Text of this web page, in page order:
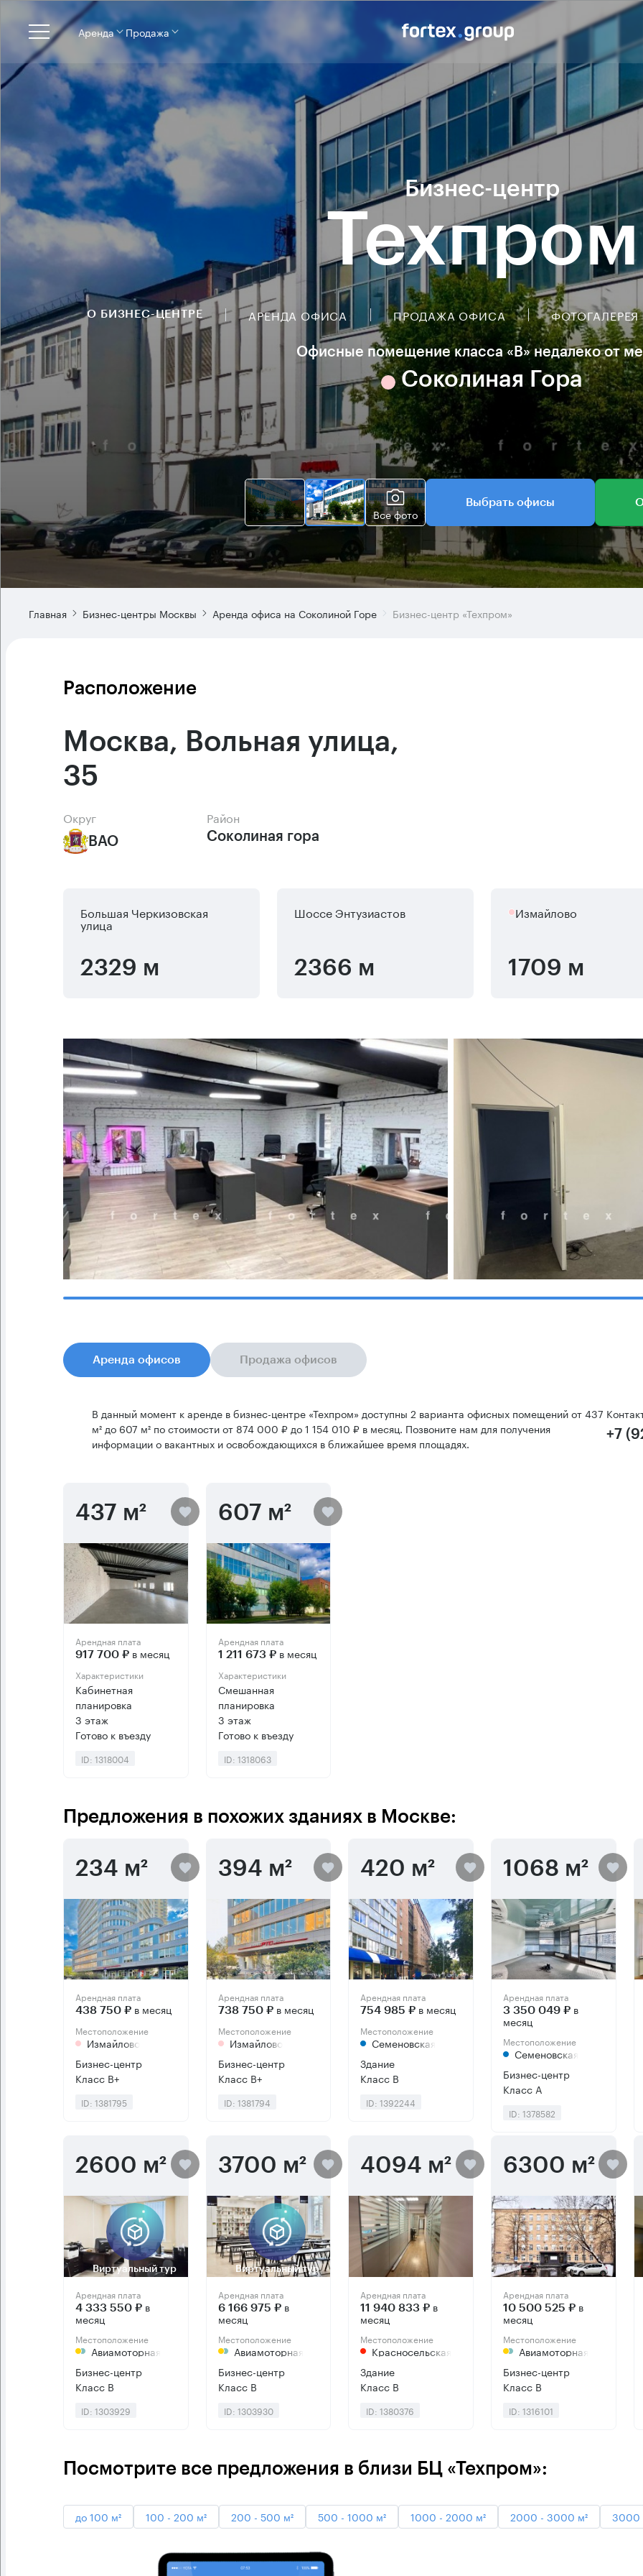
Аренда Продажа
Бизнес-центр
Техпром
О БИЗНЕС-ЦЕНТРЕ АРЕНДА ОФИСА ПРОДАЖА ОФИСА ФОТОГАЛЕРЕЯ
Офисные помещение класса «B» недалеко от
Соколиная Гора
Все фото
Выбрать офисы
Главная Бизнес-центры Москвы Аренда офиса на Соколиной Горе Бизнес-центр «Техпром»
Расположение
Москва, Вольная улица,
35
Округ
ВАО
Район
Соколиная гора
Большая Черкизовская
улица
2329 м
Шоссе Энтузиастов
2366 м
Измайлово
1709 м
Аренда офисов Продажа офисов
В данный момент к аренде в бизнес-центре «Техпром» доступны 2 варианта офисных помещений от 437
м² до 607 м² по стоимости от 874 000 ₽ до 1 154 010 ₽ в месяц. Позвоните нам для получения
информации о вакантных и освобождающихся в ближайшее время площадях.
+7
437 м²
Арендная плата
917 700 ₽ в месяц
Характеристики
Кабинетная
планировка
3 этаж
Готово к въезду
ID: 1318004
607 м²
Арендная плата
1 211 673 ₽в месяц
Характеристики
Смешанная
планировка
3 этаж
Готово к въезду
ID: 1318063
Предложения в похожих зданиях в Москве:
234 м²
Арендная плата
438 750 ₽ в месяц
Местоположение
Измайлово
Бизнес-центр
Класс B+
ID: 1381795
394 м²
Арендная плата
738 750 ₽в месяц
Местоположение
Измайлово
Бизнес-центр
Класс B+
ID: 1381794
420 м²
Арендная плата
754 985 ₽ в месяц
Местоположение
Семеновская
Здание
Класс B
ID: 1392244
1068 м²
Арендная плата
3 350 049 ₽в
месяц
Местоположение
Семеновская
Бизнес-центр
Класс А
ID: 1378582
2600 м²
Виртуальный тур
Арендная плата
4 333 550 ₽ в
месяц
Местоположение
Авиамоторная
Бизнес-центр
Класс B
ID: 1303929
3700 м²
Виртуальный тур
Арендная плата
6 166 975 ₽в
месяц
Местоположение
Авиамоторная
Бизнес-центр
Класс B
ID: 1303930
4094 м²
Арендная плата
11 940 833 ₽ в
месяц
Местоположение
Красносельская
Здание
Класс B
ID: 1380376
6300 м²
Арендная плата
10 500 525 ₽в
месяц
Местоположение
Авиамоторная
Бизнес-центр
Класс B
ID: 1316101
Посмотрите все предложения в близи БЦ «Техпром»:
до 100 м² 100 - 200 м² 200 - 500 м² 500 - 1000 м² 1000 - 2000 м² 2000 - 3000 м² 3000